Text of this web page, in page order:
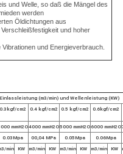
und Welle, so daß die Mängel des
werden
Öldichtungen aus
und hoher
und Energieverbrauch.
Einlassleistung (m3/min) und Wellenleistung (KW)
0.3kgf/cm2 0.4 kgf/cm2 0.5 kgf/cm2 0.6kgf/cm2
mmH2O4000 mmH2O5000 mmH2O 6000 mmH2O
0.03Mpa 00,04 MPa 0.05Mpa
0.06Mpa
min KW m3/min KW m3/min KW m3/min KW